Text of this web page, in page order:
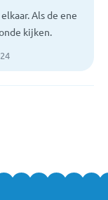
Als de ene
kijken.